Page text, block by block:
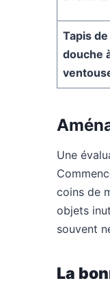
Tapis de
douche
Une
coins de
objets
souvent
La